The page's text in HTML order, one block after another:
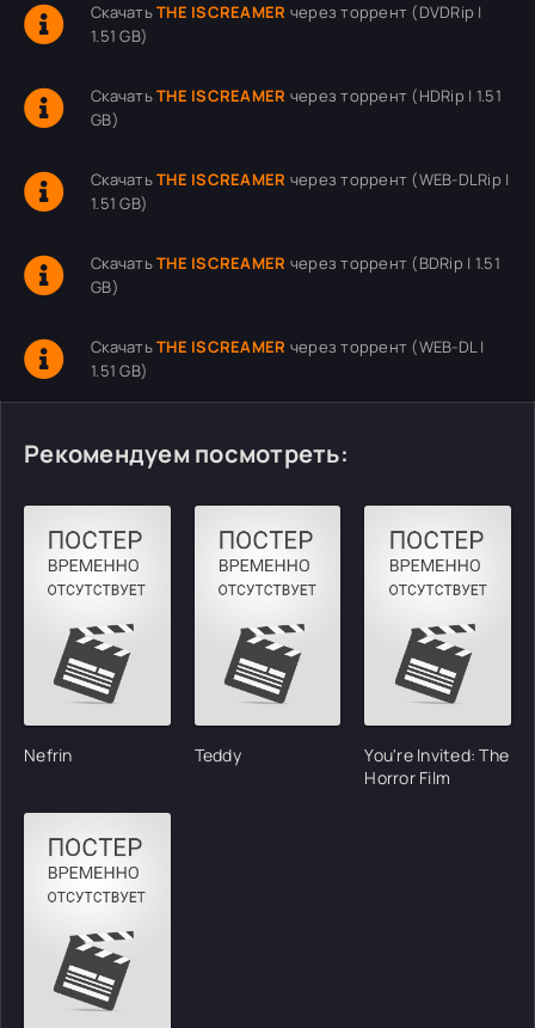
СкачатьTHE ISCREAMER через торрент (DVDRip |
1.51 GB)
СкачатьTHE ISCREAMER через торрент (HDRip | 1.51
GB)
СкачатьTHE ISCREAMER через торрент (WEB-DLRip |
1.51 GB)
СкачатьTHE ISCREAMER через торрент (BDRip | 1.51
GB)
СкачатьTHE ISCREAMER через торрент (WEB-DL |
1.51 GB)
Рекомендуем посмотреть:
Nefrin Teddy
You're Invited: The
Horror Film